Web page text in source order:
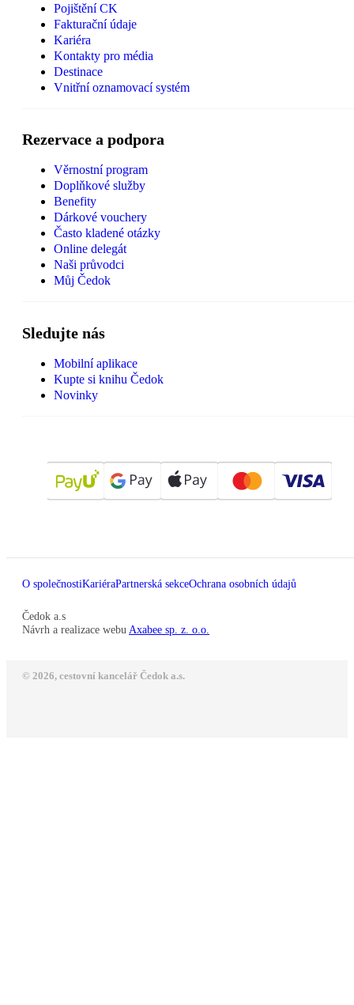
Pojištění CK
Fakturační údaje
Kariéra
Kontakty pro média
Destinace
Vnitřní oznamovací systém
Rezervace a podpora
Věrnostní program
Doplňkové služby
Benefity
Dárkové vouchery
Často kladené otázky
Online delegát
Naši průvodci
Můj Čedok
Sledujte nás
Mobilní aplikace
Kupte si knihu Čedok
Novinky
O společnostiKariéraPartnerská sekceOchrana osobních údajů
Čedok a.s
Návrh a realizace webu Axabee sp. z. o.o.
© 2026, cestovní kancelář Čedok a.s.